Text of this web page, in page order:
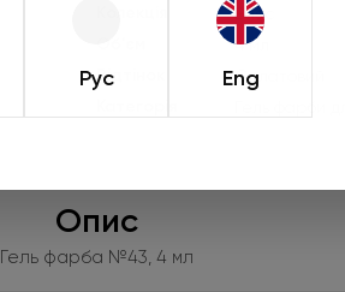
Рус Eng
Basic
4 мл
Відтінок Салатовий
Опис
Гель фарба №43, 4 мл